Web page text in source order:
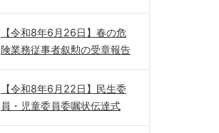
【令和8年6月26日】春の危
険業務従事者叙勲の受章報告
【令和8年6月22日】民生委
員・児童委員委嘱状伝達式